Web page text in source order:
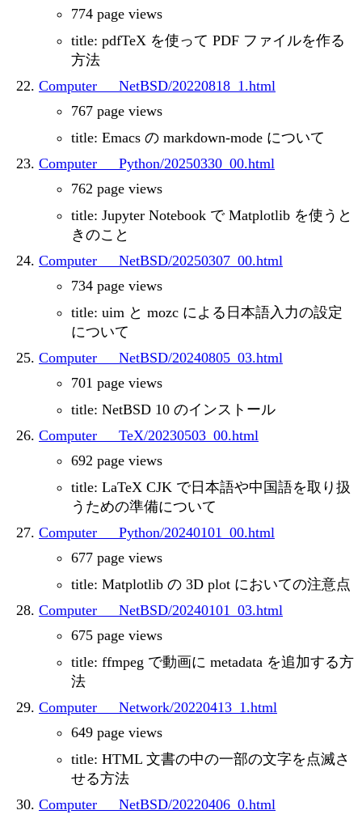
774 page views
title: pdfTeX を使って PDF ファイルを作る
方法
Computer___NetBSD/20220818_1.html
767 page views
title: Emacs の markdown-mode について
Computer___Python/20250330_00.html
762 page views
title: Jupyter Notebook で Matplotlib を使うと
きのこと
Computer___NetBSD/20250307_00.html
734 page views
title: uim と mozc による日本語入力の設定
について
Computer___NetBSD/20240805_03.html
701 page views
title: NetBSD 10 のインストール
Computer___TeX/20230503_00.html
692 page views
title: LaTeX CJK で日本語や中国語を取り扱
うための準備について
Computer___Python/20240101_00.html
677 page views
title: Matplotlib の 3D plot においての注意点
Computer___NetBSD/20240101_03.html
675 page views
title: ffmpeg で動画に metadata を追加する方
法
Computer___Network/20220413_1.html
649 page views
title: HTML 文書の中の一部の文字を点滅さ
せる方法
Computer___NetBSD/20220406_0.html